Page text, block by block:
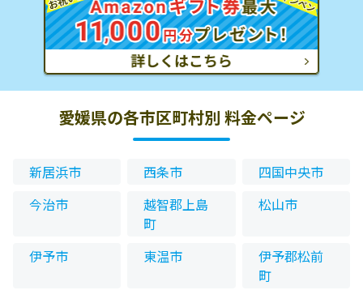
愛媛県の各市区町村別 料金ページ
新居浜市 西条市
四国中央市
今治市
越智郡上島
町
松山市
伊予市 東温市
伊予郡松前
町